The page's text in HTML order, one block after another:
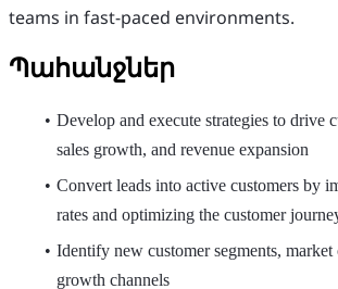
teams in fast-paced environments.
Պահանջներ
Develop and execute strategies to drive
sales growth, and revenue expansion
Convert leads into active customers by
rates and optimizing the customer
Identify new customer segments,
growth channels